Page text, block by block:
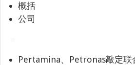
概括
公司
Pertamina、Petronas敲定联